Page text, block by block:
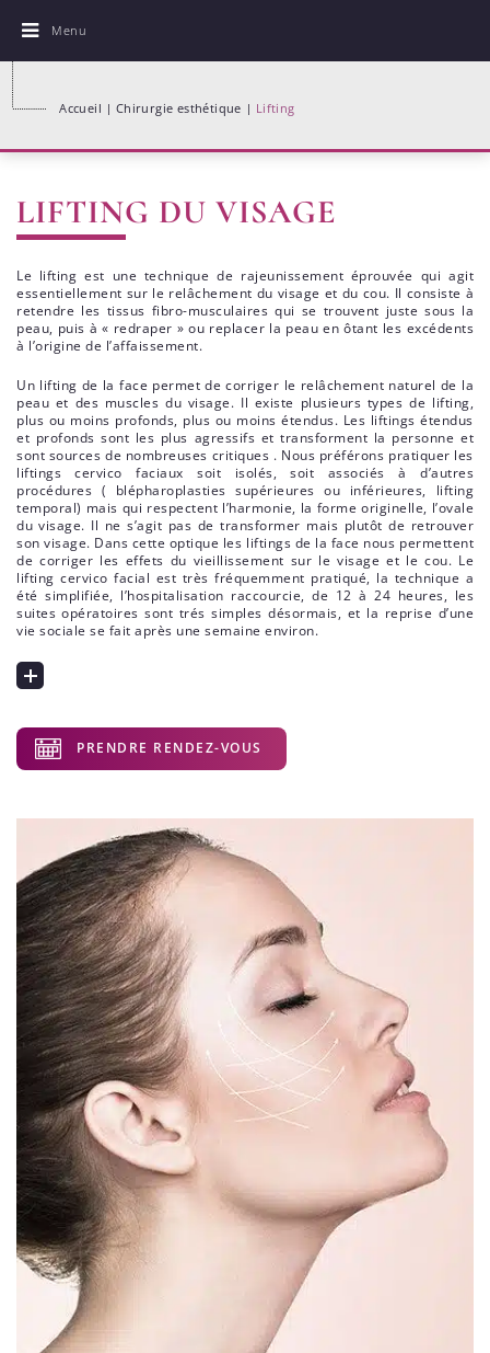
Menu
Accueil Chirurgie esthétique Lifting
LIFTING DU VISAGE
Le lifting est une technique de rajeunissement éprouvée qui agit
essentiellement sur le relâchement du visage et du cou. Il consiste à
retendre les tissus fibro-musculaires qui se trouvent juste sous la
peau, puis à « redraper » ou replacer la peau en ôtant les excédents
à l’origine de l’affaissement.
Un lifting de la face permet de corriger le relâchement naturel de la
peau et des muscles du visage. Il existe plusieurs types de lifting,
plus ou moins profonds, plus ou moins étendus. Les liftings étendus
et profonds sont les plus agressifs et transforment la personne et
sont sources de nombreuses critiques . Nous préférons pratiquer les
liftings cervico faciaux soit isolés, soit associés à d’autres
procédures ( blépharoplasties supérieures ou inférieures, lifting
temporal) mais qui respectent l’harmonie, la forme originelle, l’ovale
du visage. Il ne s’agit pas de transformer mais plutôt de retrouver
son visage. Dans cette optique les liftings de la face nous permettent
de corriger les effets du vieillissement sur le visage et le cou. Le
lifting cervico facial est très fréquemment pratiqué, la technique a
été simplifiée, l’hospitalisation raccourcie, de 12 à 24 heures, les
suites opératoires sont trés simples désormais, et la reprise d’une
vie sociale se fait après une semaine environ.
PRENDRE RENDEZ-VOUS